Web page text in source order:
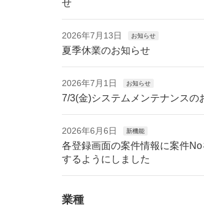
せ
2026年7月13日 お知らせ
夏季休業のお知らせ
2026年7月1日 お知らせ
7/3(金)システムメンテナンスの
2026年6月6日 新機能
各登録画面の案件情報に案件
するようにしました
業種